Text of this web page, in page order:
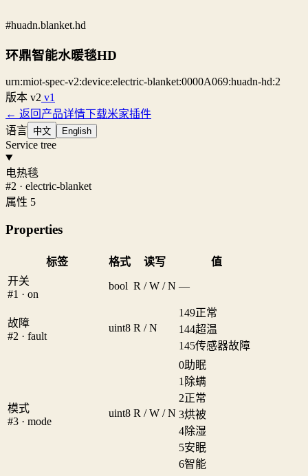
#huadn.blanket.hd
环鼎智能水暖毯HD
urn:miot-spec-v2:device:electric-blanket:0000A069:huadn-hd:2
版本 v2 v1
← 返回产品详情下载米家插件
语言 中文 English
Service tree
电热毯
#2 · electric-blanket
属性 5
Properties
标签 格式 读写
值
开关
#1 · on
bool R / W / N —
故障
#2 · fault
uint8 R / N
149正常
144超温
145传感器故障
模式
#3 · mode
uint8 R / W / N
0助眠
1 除螨
2正常
3烘被
4除湿
5安眠
6智能